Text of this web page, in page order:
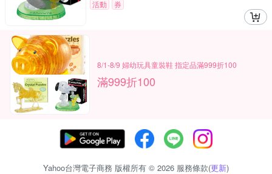
活動 券
8/1-8/9 婦幼玩具童裝鞋 指定品滿999折100
滿999折100
Yahoo台灣電子商務 版權所有 © 2026 服務條款(更新)